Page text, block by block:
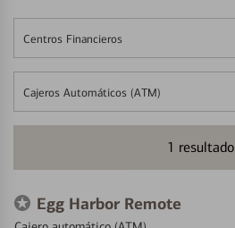
Centros Financieros
Cajeros Automáticos (ATM)
1 resultado
Egg Harbor Remote